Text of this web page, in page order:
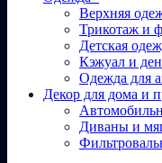
Верхняя
Трикотаж и
Детская
Кэжуал и
Одежда для
Декор для дома и
Диваны и